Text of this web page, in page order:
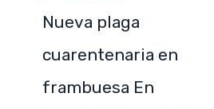
Nueva plaga
cuarentenaria en
frambuesa En